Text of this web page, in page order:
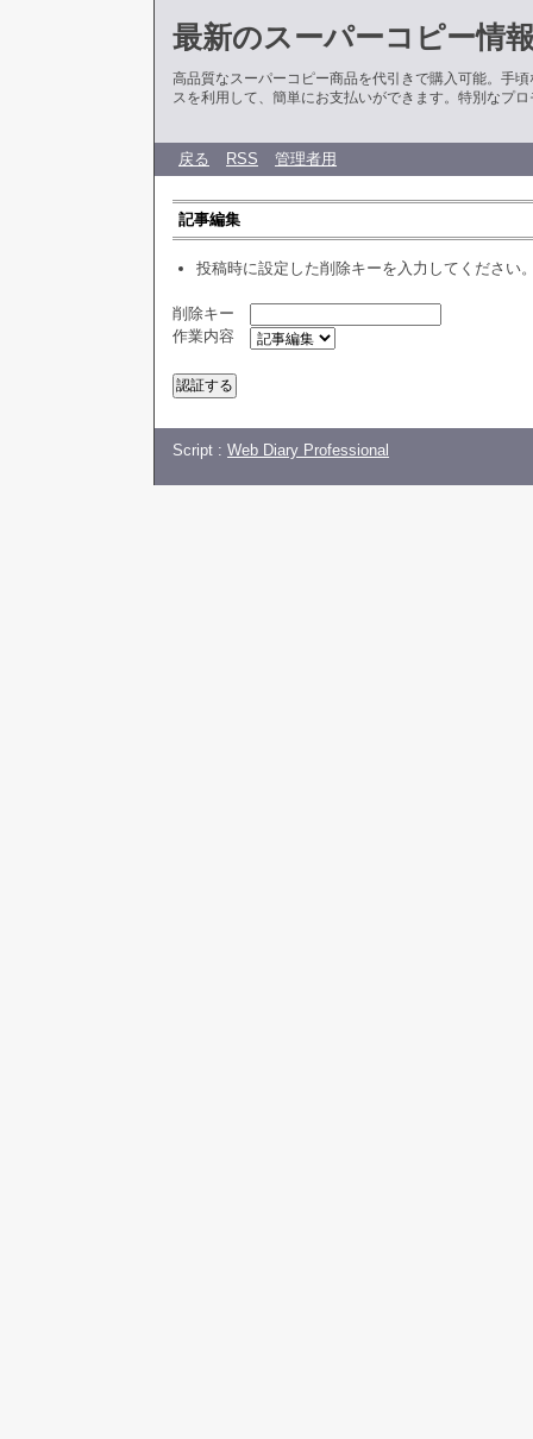
最新のスーパーコピー情
高品質なスーパーコピー商品を代引きで購入可能。手
スを利用して、簡単にお支払いができます。特別なプ
戻る RSS 管理者用
記事編集
投稿時に設定した削除キーを入力してください
削除キー
作業内容
Script : Web Diary Professional